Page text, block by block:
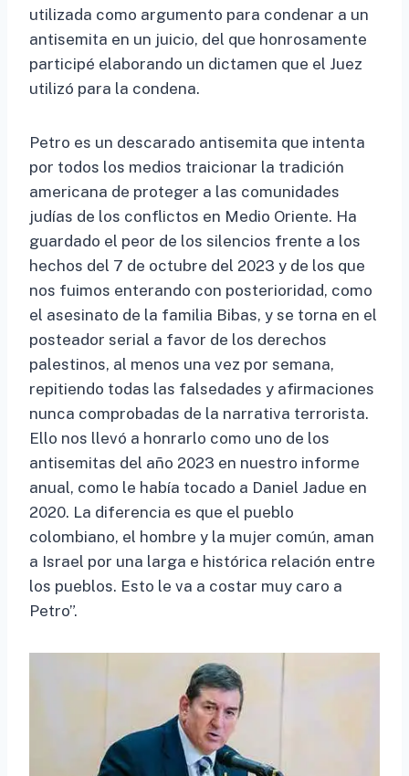
utilizada como argumento para condenar a un
antisemita en un juicio, del que honrosamente
participé elaborando un dictamen que el Juez
utilizó para la condena.
Petro es un descarado antisemita que intenta
por todos los medios traicionar la tradición
americana de proteger a las comunidades
judías de los conflictos en Medio Oriente. Ha
guardado el peor de los silencios frente a los
hechos del 7 de octubre del 2023 y de los que
nos fuimos enterando con posterioridad, como
el asesinato de la familia Bibas, y se torna en el
posteador serial a favor de los derechos
palestinos, al menos una vez por semana,
repitiendo todas las falsedades y afirmaciones
nunca comprobadas de la narrativa terrorista.
Ello nos llevó a honrarlo como uno de los
antisemitas del año 2023 en nuestro informe
anual, como le había tocado a Daniel Jadue en
2020. La diferencia es que el pueblo
colombiano, el hombre y la mujer común, aman
a Israel por una larga e histórica relación entre
los pueblos. Esto le va a costar muy caro a
Petro”.